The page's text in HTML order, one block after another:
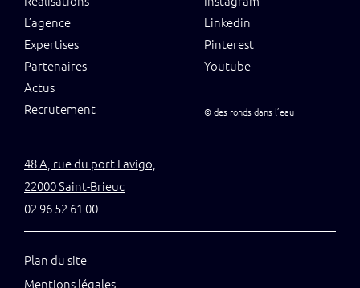
Plan du site
Mentions légales
48 A, rue du port Favigo,
22000 Saint-Brieuc
02 96 52 61 00
L’agence
Expertises
Partenaires
Actus
Recrutement
Linkedin
Pinterest
Youtube
©des ronds dans l’eau